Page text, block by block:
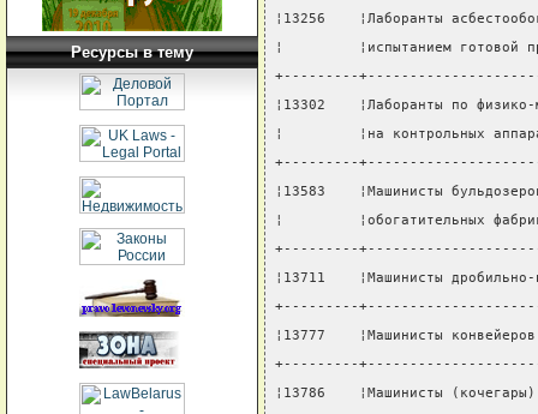
Ресурсы в тему
¦13256    ¦Лаборанты
¦         ¦испытанием
+---------
¦13302    ¦Лаборанты по
¦         ¦на контрольных
+---------
¦13583    ¦Машинисты
¦
+---------
¦13711    ¦Машинисты
+---------
¦13777    ¦Машинисты
+---------
¦13786    ¦Машинисты